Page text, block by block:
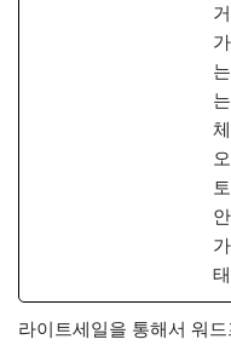
라이트세일을 통해서 워